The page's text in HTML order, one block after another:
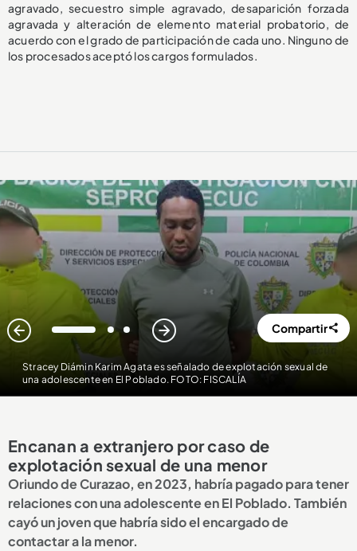
agravado, secuestro simple agravado, desaparición forzada
agravada y alteración de elemento material probatorio, de
acuerdo con el grado de participación de cada uno. Ninguno de
los procesados aceptó los cargos formulados.
Stracey Diámin Karim Agata es señalado de explotación sexual de
una adolescente en El Poblado. FOTO: FISCALÍA
1 2 3 Compartir
Encanan a extranjero por caso de
explotación sexual de una menor
Oriundo de Curazao, en 2023, habría pagado para tener
relaciones con una adolescente en El Poblado. También
cayó un joven que habría sido el encargado de
contactar a la menor.